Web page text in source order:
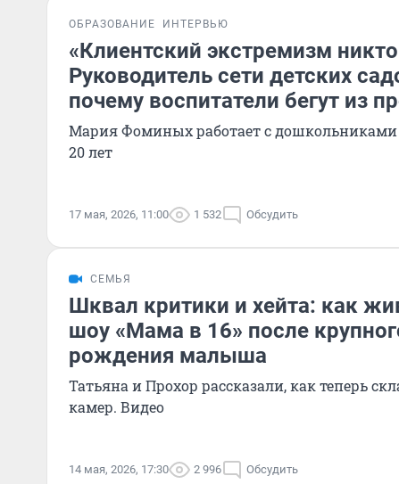
ОБРАЗОВАНИЕ ИНТЕРВЬЮ
«Клиентский экстремизм
Руководитель сети детских
почему воспитатели бегут из
Мария Фоминых работает с
20 лет
17 мая, 2026, 11:00 1 532 Обсудить
СЕМЬЯ
Шквал критики и хейта: как
шоу «Мама в 16» после
рождения малыша
Татьяна и Прохор рассказали, как теперь
камер. Видео
14 мая, 2026, 17:30 2 996 Обсудить